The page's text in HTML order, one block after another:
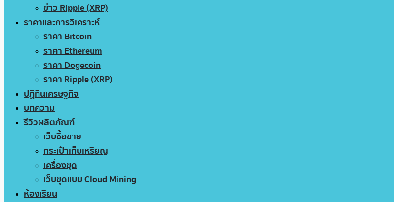
ข่าว Ripple (XRP)
ราคาและการวิเคราะห์
ราคา Bitcoin
ราคา Ethereum
ราคา Dogecoin
ราคา Ripple (XRP)
ปฏิทินเศรษฐกิจ
บทความ
รีวิวผลิตภัณฑ์
เว็บซื้อขาย
กระเป๋าเก็บเหรียญ
เครื่องขุด
เว็บขุดแบบ Cloud Mining
ห้องเรียน